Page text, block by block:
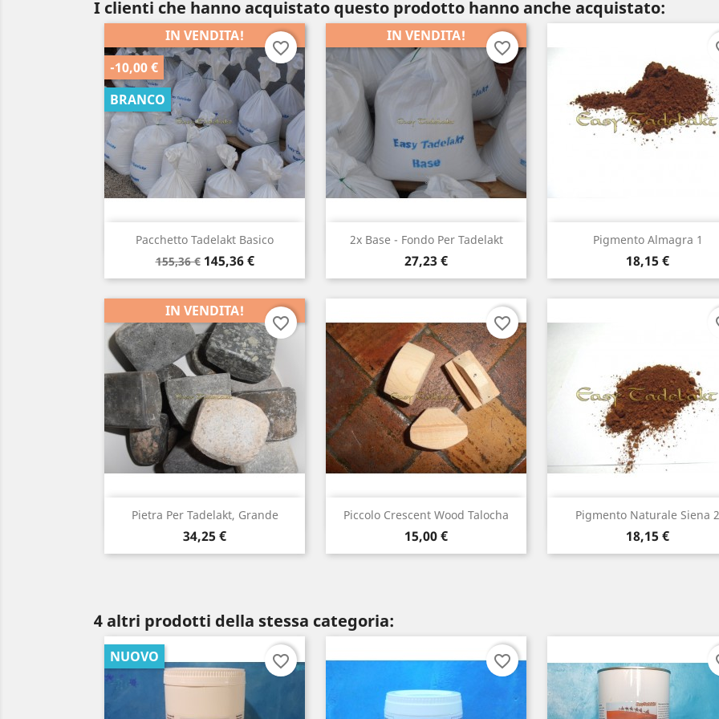
I clienti che hanno acquistato questo prodotto hanno anche acquistato:
Pacchetto Tadelakt Basico
Prezzo
di
155,36 € Prezzo
145,36 €
IN VENDITA!
-10,00 €
BRANCO
Visualizzazione rapida
favorite_border
2x Base - Fondo Per Tadelakt
Prezzo
27,23 €
IN VENDITA!
Visualizzazione rapida
favorite_border
Pigmento Almagra 1
Prezzo
18,15 €
Visualizzazione rapida
Pietra Per Tadelakt, Grande
Prezzo
34,25 €
IN VENDITA!
Visualizzazione rapida
favorite_border
Piccolo Crescent Wood Talocha
Prezzo
15,00 €
Visualizzazione rapida
favorite_border
Pigmento Naturale Siena 2
Prezzo
18,15 €
Visualizzazione rapida
4 altri prodotti della stessa categoria:
NUOVO favorite_border favorite_border